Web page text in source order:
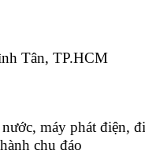
Tân, TP.HCM
máy phát điện,
chu đáo